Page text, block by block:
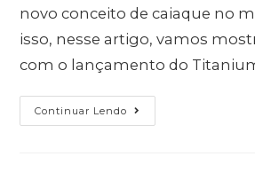
novo conceito de caiaque no
isso, nesse artigo, vamos
com o lançamento do
Continuar Lendo